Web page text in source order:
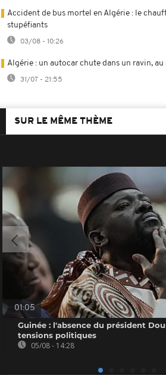
Accident de bus mortel en Algérie : le
stupéfiants
03/08 - 10:26
Algérie : un autocar chute dans un ravin,
31/07 - 21:55
SUR LE MÊME THÈME
01:05
Guinée : l'absence du président
tensions politiques
05/08 - 14:28